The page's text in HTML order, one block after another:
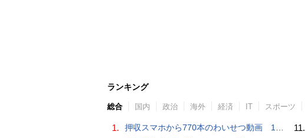
ランキング
総合 国内 政治 海外 経済 IT スポーツ
1. 押収スマホから770本のわいせつ動画 15歳少女に酒と薬飲ませ性的暴行か 54歳男を再逮捕 「薬もありますよ」とSNSで誘い出し 11.